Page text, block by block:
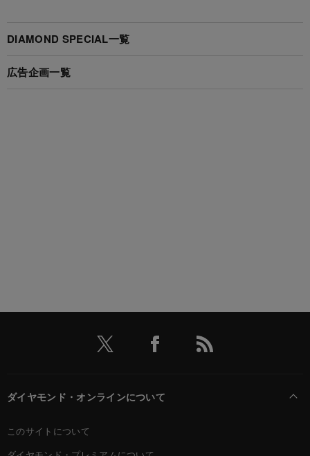
DIAMOND SPECIAL一覧
広告企画一覧
ダイヤモンド・オンラインについて
このサイトについて